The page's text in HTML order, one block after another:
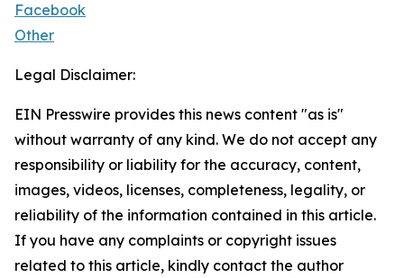
Facebook
Other
Legal Disclaimer:
EIN Presswire provides this news content "as is"
without warranty of any kind. We do not accept any
responsibility or liability for the accuracy, content,
images, videos, licenses, completeness, legality, or
reliability of the information contained in this article.
If you have any complaints or copyright issues
related to this article, kindly contact the author